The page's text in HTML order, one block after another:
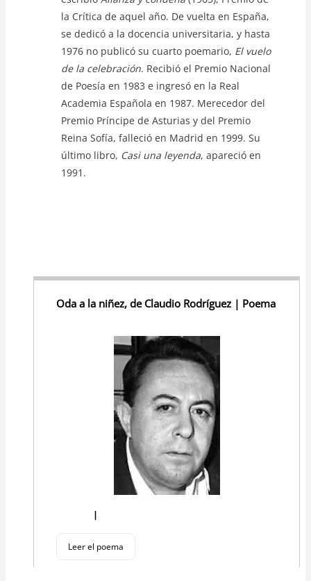
la Crítica de aquel año. De vuelta en España,
se dedicó a la docencia universitaria, y hasta
1976 no publicó su cuarto poemario, El vuelo
de la celebración. Recibió el Premio Nacional
de Poesía en 1983 e ingresó en la Real
Academia Española en 1987. Merecedor del
Premio Príncipe de Asturias y del Premio
Reina Sofía, falleció en Madrid en 1999. Su
último libro, Casi una leyenda, apareció en
1991.
Oda a la niñez, de Claudio Rodríguez | Poema
I
Leer el poema